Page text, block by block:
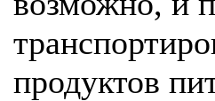
продуктов